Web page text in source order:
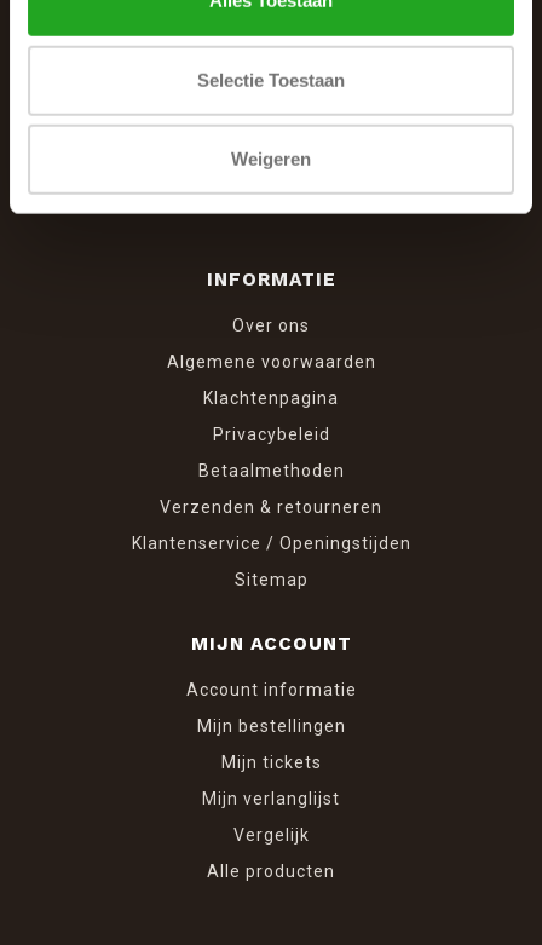
Selectie Toestaan
Weigeren
INFORMATIE
Over ons
Algemene voorwaarden
Klachtenpagina
Privacybeleid
Betaalmethoden
Verzenden & retourneren
Klantenservice / Openingstijden
Sitemap
MIJN ACCOUNT
Account informatie
Mijn bestellingen
Mijn tickets
Mijn verlanglijst
Vergelijk
Alle producten